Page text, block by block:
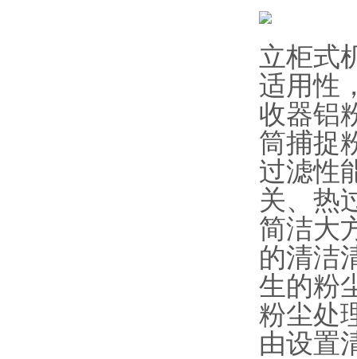
立柜式
适用性
收器铝
筒捕捉
过滤性
关、热
简洁大
的清洁
生的粉
粉尘处
由设置